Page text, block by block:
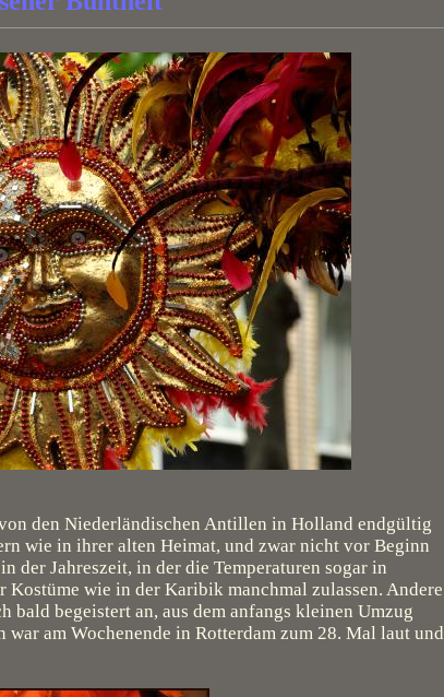
den Niederländischen Antillen in Holland endgültig
wie in ihrer alten Heimat, und zwar nicht vor Beginn
der Jahreszeit, in der die Temperaturen sogar in
wie in der Karibik manchmal zulassen. Andere
bald begeistert an, aus dem anfangs kleinen Umzug
am Wochenende in Rotterdam zum 28. Mal laut und